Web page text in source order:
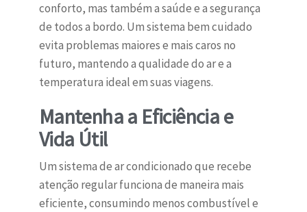
conforto, mas também a saúde e a segurança
de todos a bordo. Um sistema bem cuidado
evita problemas maiores e mais caros no
futuro, mantendo a qualidade do ar e a
temperatura ideal em suas viagens.
Mantenha a Eficiência e
Vida Útil
Um sistema de ar condicionado que recebe
atenção regular funciona de maneira mais
eficiente, consumindo menos combustível e